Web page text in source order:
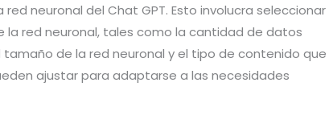
red neuronal del Chat GPT. Esto involucra seleccionar
red neuronal, tales como la cantidad de datos
de la red neuronal y el tipo de contenido que
ajustar para adaptarse a las necesidades